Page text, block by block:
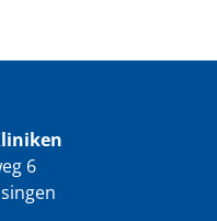
6